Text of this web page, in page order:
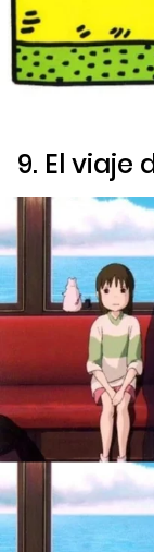
9. El viaje